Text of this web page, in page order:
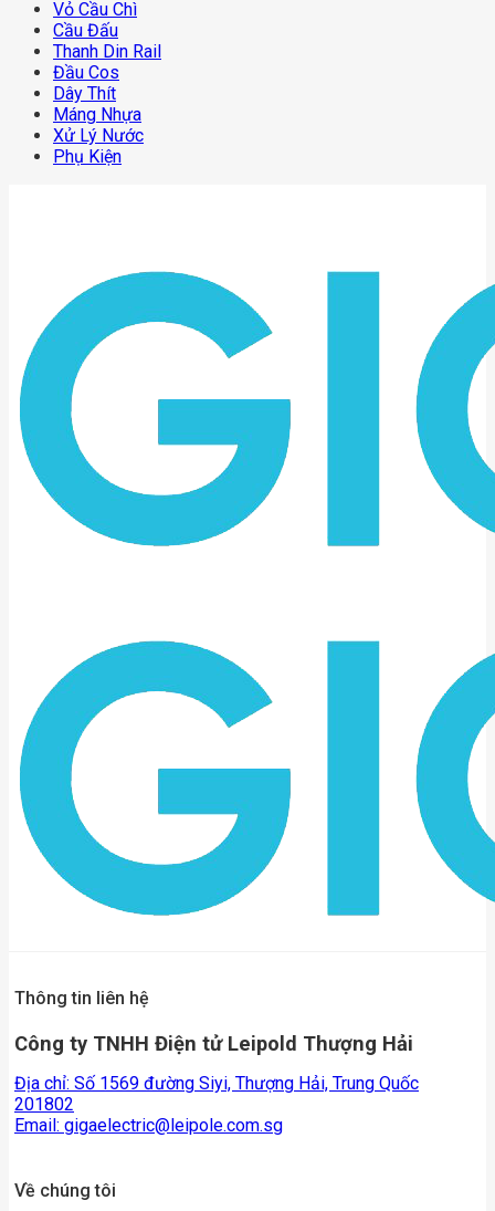
Vỏ Cầu Chì
Cầu Đấu
Thanh Din Rail
Đầu Cos
Dây Thít
Máng Nhựa
Xử Lý Nước
Phụ Kiện
Thông tin liên hệ
Công ty TNHH Điện tử Leipold Thượng Hải
Địa chỉ: Số 1569 đường Siyi, Thượng Hải, Trung Quốc
201802
Email: gigaelectric@leipole.com.sg
Về chúng tôi